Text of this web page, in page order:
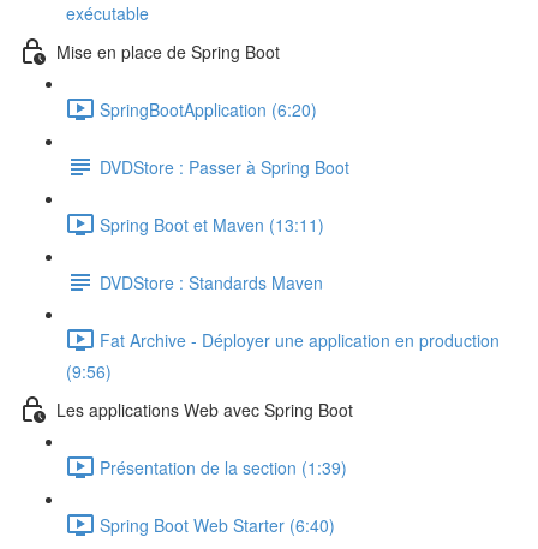
exécutable
Mise en place de Spring Boot
SpringBootApplication (6:20)
DVDStore : Passer à Spring Boot
Spring Boot et Maven (13:11)
DVDStore : Standards Maven
Fat Archive - Déployer une application en production
(9:56)
Les applications Web avec Spring Boot
Présentation de la section (1:39)
Spring Boot Web Starter (6:40)